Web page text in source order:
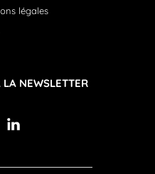
légales
NEWSLETTER